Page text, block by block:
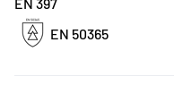
EN 397
EN 50365